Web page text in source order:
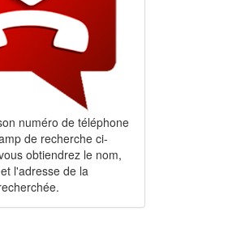
numéro de téléphone
de recherche ci-
obtiendrez le nom,
l'adresse de la